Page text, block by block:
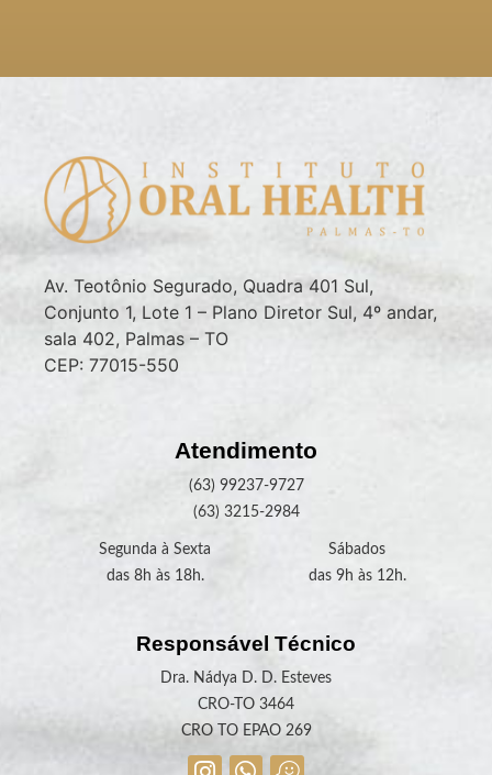
Av. Teotônio Segurado, Quadra 401 Sul,
Conjunto 1, Lote 1 – Plano Diretor Sul, 4º andar,
sala 402, Palmas – TO
CEP: 77015-550
Atendimento
(63) 99237-9727
(63) 3215-2984
Segunda à Sexta
das 8h às 18h.
Sábados
das 9h às 12h.
Responsável Técnico
Dra. Nádya D. D. Esteves
CRO-TO 3464
CRO TO EPAO 269